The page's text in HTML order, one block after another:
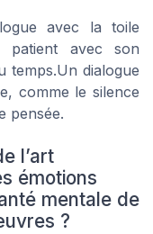
avec la toile
avec son
temps.Un dialogue
comme le silence
pensée.
l’art
émotions
mentale de
?